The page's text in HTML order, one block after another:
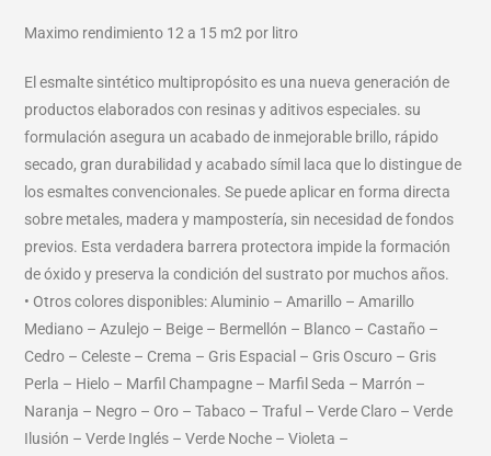
Maximo rendimiento 12 a 15 m2 por litro
El esmalte sintético multipropósito es una nueva generación de
productos elaborados con resinas y aditivos especiales. su
formulación asegura un acabado de inmejorable brillo, rápido
secado, gran durabilidad y acabado símil laca que lo distingue de
los esmaltes convencionales. Se puede aplicar en forma directa
sobre metales, madera y mampostería, sin necesidad de fondos
previos. Esta verdadera barrera protectora impide la formación
de óxido y preserva la condición del sustrato por muchos años.
• Otros colores disponibles: Aluminio – Amarillo – Amarillo
Mediano – Azulejo – Beige – Bermellón – Blanco – Castaño –
Cedro – Celeste – Crema – Gris Espacial – Gris Oscuro – Gris
Perla – Hielo – Marfil Champagne – Marfil Seda – Marrón –
Naranja – Negro – Oro – Tabaco – Traful – Verde Claro – Verde
Ilusión – Verde Inglés – Verde Noche – Violeta –